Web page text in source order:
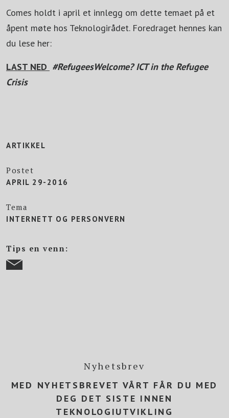
Comes holdt i april et innlegg om dette temaet på et
åpent møte hos Teknologirådet. Foredraget hennes kan
du lese her:
LAST NED #RefugeesWelcome? ICT in the Refugee
Crisis
ARTIKKEL
Postet
APRIL 29-2016
Tema
INTERNETT OG PERSONVERN
Tips en venn:
Nyhetsbrev
MED NYHETSBREVET VÅRT FÅR DU MED
DEG DET SISTE INNEN
TEKNOLOGIUTVIKLING